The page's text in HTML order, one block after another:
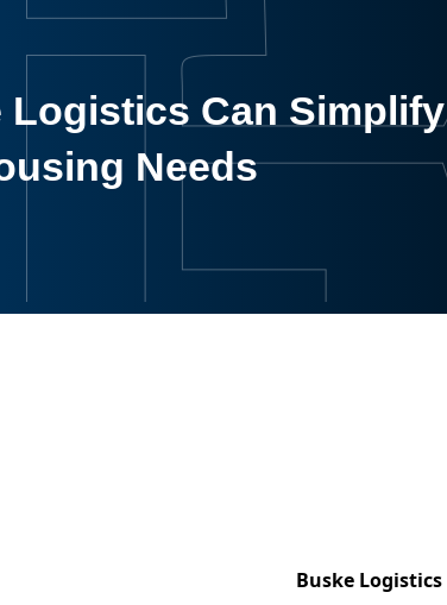
Logistics Can Simplify
Needs
Buske Logistics